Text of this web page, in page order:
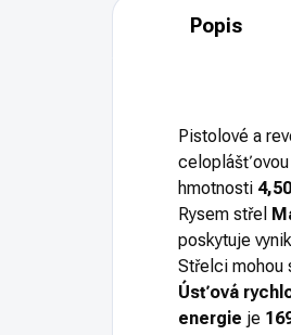
Popis
Pistolové a
celoplášťovou
hmotnosti
Rysem střel
poskytuje
Střelci mohou
Úsťová
energie je